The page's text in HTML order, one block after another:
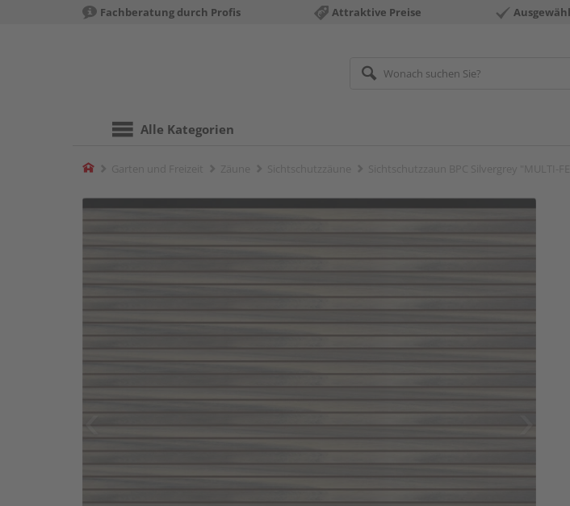
Fachberatung durch Profis Attraktive Preise
Alle Kategorien
Home